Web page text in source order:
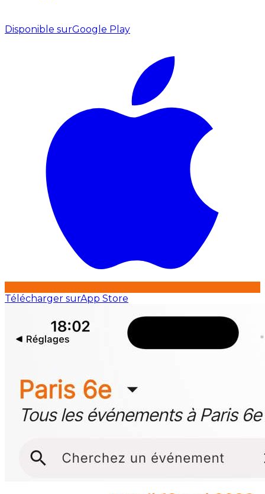
Disponible surGoogle Play
Télécharger surApp Store